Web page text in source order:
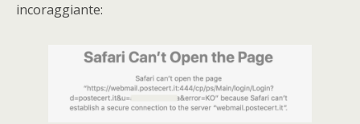
incoraggiante: